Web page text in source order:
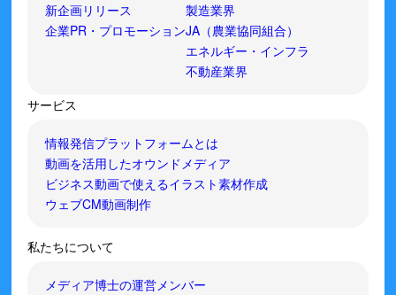
新企画リリース
企業PR・プロモーション
製造業界
JA（農業協同組合）
エネルギー・インフラ
不動産業界
サービス
情報発信プラットフォームとは
動画を活用したオウンドメディア
ビジネス動画で使えるイラスト素材作成
ウェブCM動画制作
私たちについて
メディア博士の運営メンバー